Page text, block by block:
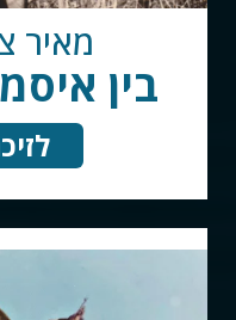
מאיר
בין